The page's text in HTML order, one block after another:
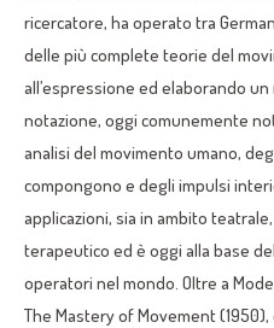
ricercatore, ha operato tra
delle più complete teorie del
all’espressione ed elaborando
notazione, oggi comunemente
analisi del movimento umano,
compongono e degli impulsi
applicazioni, sia in ambito
terapeutico ed è oggi alla base
operatori nel mondo. Oltre a
The Mastery of Movement